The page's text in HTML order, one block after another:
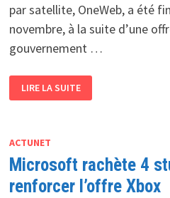
par satellite, OneWeb, a été
novembre, à la suite d’une
gouvernement …
DE
ONEWEB
BRITANNIQUE
ACTÉE
LIRE LA SUITE
ACTUNET
Microsoft rachète 4
renforcer l’offre Xbox